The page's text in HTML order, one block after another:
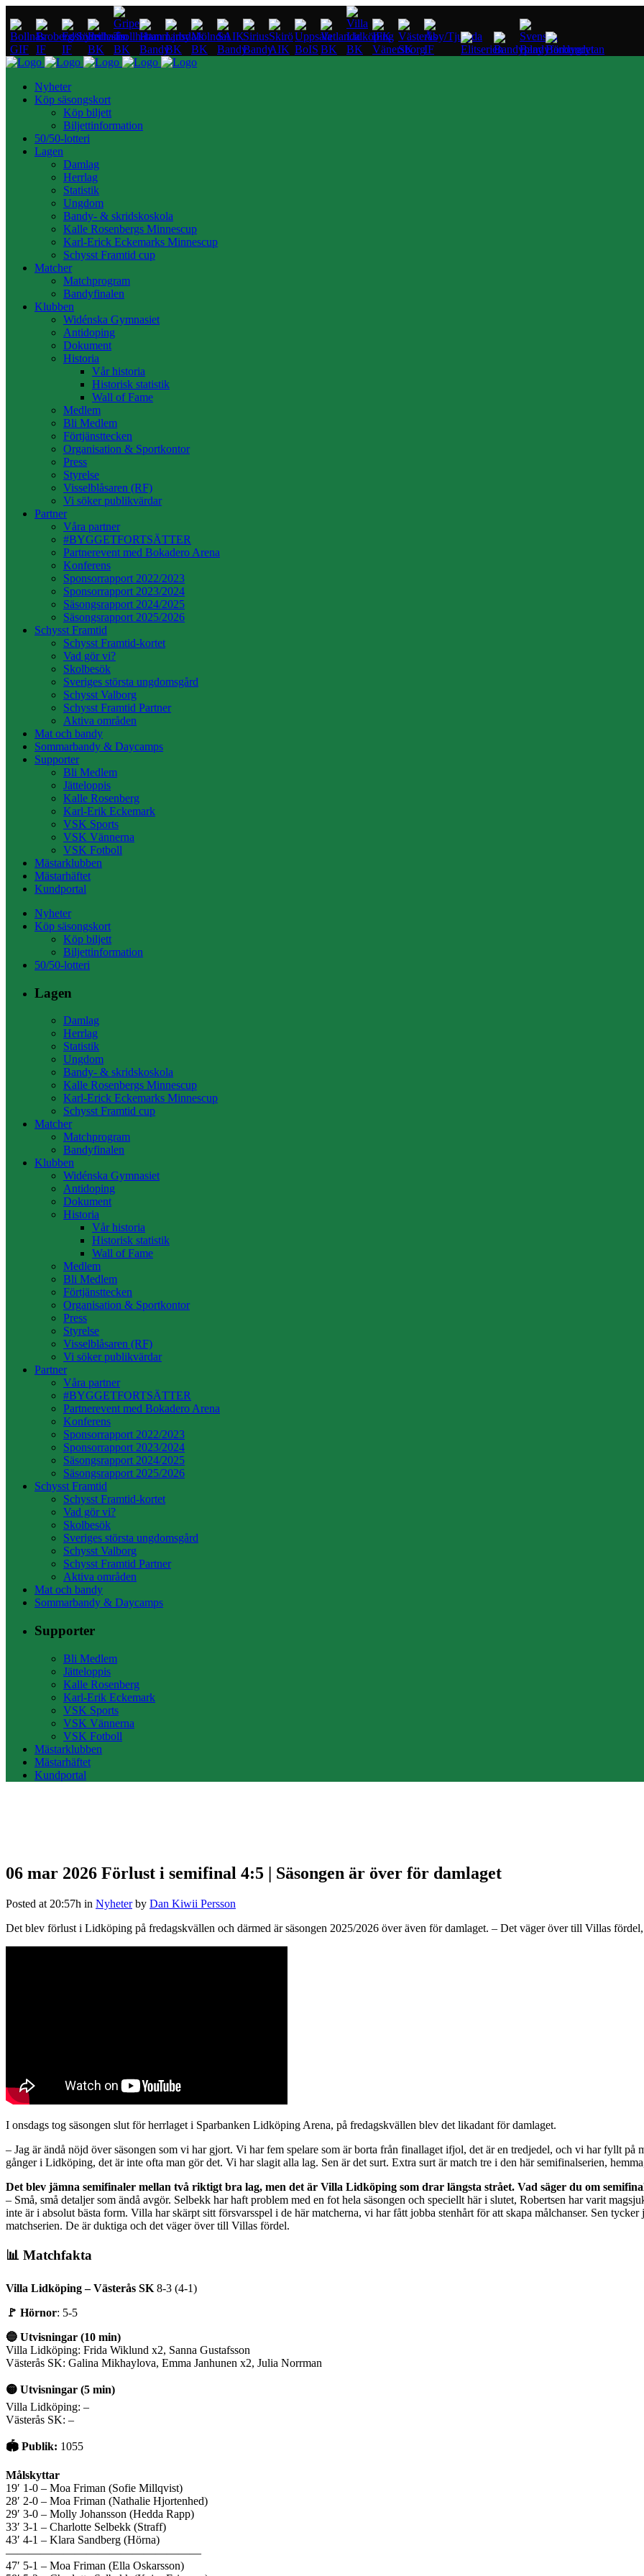
Nyheter
Köp säsongskort
Köp biljett
Biljettinformation
50/50-lotteri
Lagen
Damlag
Herrlag
Statistik
Ungdom
Bandy- & skridskoskola
Kalle Rosenbergs Minnescup
Karl-Erick Eckemarks Minnescup
Schysst Framtid cup
Matcher
Matchprogram
Bandyfinalen
Klubben
Widénska Gymnasiet
Antidoping
Dokument
Historia
Vår historia
Historisk statistik
Wall of Fame
Medlem
Bli Medlem
Förtjänsttecken
Organisation & Sportkontor
Press
Styrelse
Visselblåsaren (RF)
Vi söker publikvärdar
Partner
Våra partner
#BYGGETFORTSÄTTER
Partnerevent med Bokadero Arena
Konferens
Sponsorrapport 2022/2023
Sponsorrapport 2023/2024
Säsongsrapport 2024/2025
Säsongsrapport 2025/2026
Schysst Framtid
Schysst Framtid-kortet
Vad gör vi?
Skolbesök
Sveriges största ungdomsgård
Schysst Valborg
Schysst Framtid Partner
Aktiva områden
Mat och bandy
Sommarbandy & Daycamps
Supporter
Bli Medlem
Jätteloppis
Kalle Rosenberg
Karl-Erik Eckemark
VSK Sports
VSK Vännerna
VSK Fotboll
Mästarklubben
Mästarhäftet
Kundportal
Nyheter
Köp säsongskort
Köp biljett
Biljettinformation
50/50-lotteri
Lagen
Damlag
Herrlag
Statistik
Ungdom
Bandy- & skridskoskola
Kalle Rosenbergs Minnescup
Karl-Erick Eckemarks Minnescup
Schysst Framtid cup
Matcher
Matchprogram
Bandyfinalen
Klubben
Widénska Gymnasiet
Antidoping
Dokument
Historia
Vår historia
Historisk statistik
Wall of Fame
Medlem
Bli Medlem
Förtjänsttecken
Organisation & Sportkontor
Press
Styrelse
Visselblåsaren (RF)
Vi söker publikvärdar
Partner
Våra partner
#BYGGETFORTSÄTTER
Partnerevent med Bokadero Arena
Konferens
Sponsorrapport 2022/2023
Sponsorrapport 2023/2024
Säsongsrapport 2024/2025
Säsongsrapport 2025/2026
Schysst Framtid
Schysst Framtid-kortet
Vad gör vi?
Skolbesök
Sveriges största ungdomsgård
Schysst Valborg
Schysst Framtid Partner
Aktiva områden
Mat och bandy
Sommarbandy & Daycamps
Supporter
Bli Medlem
Jätteloppis
Kalle Rosenberg
Karl-Erik Eckemark
VSK Sports
VSK Vännerna
VSK Fotboll
Mästarklubben
Mästarhäftet
Kundportal
06 mar 2026 Förlust i semifinal 4:5 | Säsongen är över för damlaget
Posted at 20:57h in Nyheter by Dan Kiwii Persson
Det blev förlust i Lidköping på fredagskvällen och därmed är säsongen 2025/2026 över även för damlaget. – Det väger över till Villas
I onsdags tog säsongen slut för herrlaget i Sparbanken Lidköping Arena, på fredagskvällen blev det likadant för damlaget.
– Jag är ändå nöjd över säsongen som vi har gjort. Vi har fem spelare som är borta från finallaget ifjol, det är en tredjedel, och vi har fyllt
gånger i Lidköping, det är inte ofta man gör det. Vi har slagit alla lag. Sen är det surt. Extra surt är match tre i den här semifinalserien,
Det blev jämna semifinaler mellan två riktigt bra lag, men det är Villa Lidköping som drar längsta strået. Vad säger du om
– Små, små detaljer som ändå avgör. Selbekk har haft problem med en fot hela säsongen och speciellt här i slutet, Robertsen har varit
inte är i absolut bästa form. Villa har skärpt sitt försvarsspel i de här matcherna, vi har fått jobba stenhårt för att skapa målchanser. Sen
matchserien. De är duktiga och det väger över till Villas fördel.
📊 Matchfakta
Villa Lidköping – Västerås SK 8-3 (4-1)
🚩 Hörnor: 5-5
🔵 Utvisningar (10 min)
Villa Lidköping: Frida Wiklund x2, Sanna Gustafsson
Västerås SK: Galina Mikhaylova, Emma Janhunen x2, Julia Norrman
🟡 Utvisningar (5 min)
Villa Lidköping: –
Västerås SK: –
🏟️ Publik: 1055
Målskyttar
19′ 1-0 – Moa Friman (Sofie Millqvist)
28′ 2-0 – Moa Friman (Nathalie Hjortenhed)
29′ 3-0 – Molly Johansson (Hedda Rapp)
33′ 3-1 – Charlotte Selbekk (Straff)
43′ 4-1 – Klara Sandberg (Hörna)
—————————————————
47′ 5-1 – Moa Friman (Ella Oskarsson)